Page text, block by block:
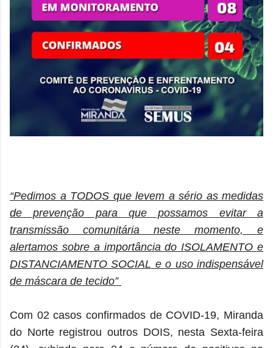
“Pedimos a TODOS que levem a sério as medidas
de prevenção para que possamos evitar a
transmissão comunitária neste momento, e
alertamos sobre a importância do ISOLAMENTO e
DISTANCIAMENTO SOCIAL e o uso indispensável
de máscara de tecido”
Com 02 casos confirmados de COVID-19, Miranda
do Norte registrou outros DOIS, nesta Sexta-feira